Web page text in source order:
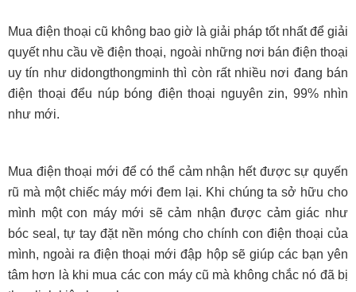
Mua điện thoại cũ không bao giờ là giải pháp tốt nhất để giải
quyết nhu cầu về điện thoại, ngoài những nơi bán điện thoại
uy tín như didongthongminh thì còn rất nhiều nơi đang bán
điện thoại đểu núp bóng điện thoại nguyên zin, 99% nhìn
như mới.
Mua điện thoại mới để có thể cảm nhận hết được sự quyến
rũ mà một chiếc máy mới đem lại. Khi chúng ta sở hữu cho
mình một con máy mới sẽ cảm nhận được cảm giác như
bóc seal, tự tay đặt nền móng cho chính con điện thoại của
mình, ngoài ra điện thoại mới đập hộp sẽ giúp các bạn yên
tâm hơn là khi mua các con máy cũ mà không chắc nó đã bị